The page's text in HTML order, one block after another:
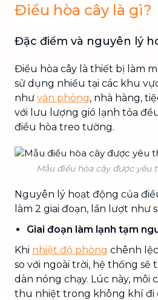
Điều hòa cây là gì?
Đặc điểm và nguyên lý
Điều hòa cây là thiết bị làm
sử dụng nhiều tại các khu
như văn phòng, nhà hàng,
với lưu lượng gió lạnh tỏa
điều hòa treo tường.
Mẫu điều hòa cây được yêu
Nguyên lý hoạt động của
làm 2 giai đoạn, lần lượt như
Giai đoạn làm lạnh tạm
Khi nhiệt độ phòng chênh
so với ngoài trời, hệ thống sẽ
dàn nóng chạy. Lúc này, môi
thu nhiệt trong không khí đi